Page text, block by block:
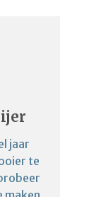
jaar
te